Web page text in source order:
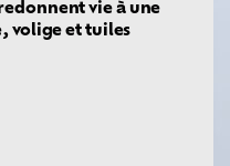
vie à une
volige et tuiles